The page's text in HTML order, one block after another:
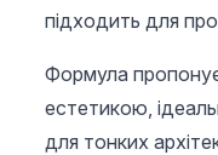
мл, 07
220 UAH
Гель для
15 г, Bloom
підходить для
Формула
естетикою,
для тонких